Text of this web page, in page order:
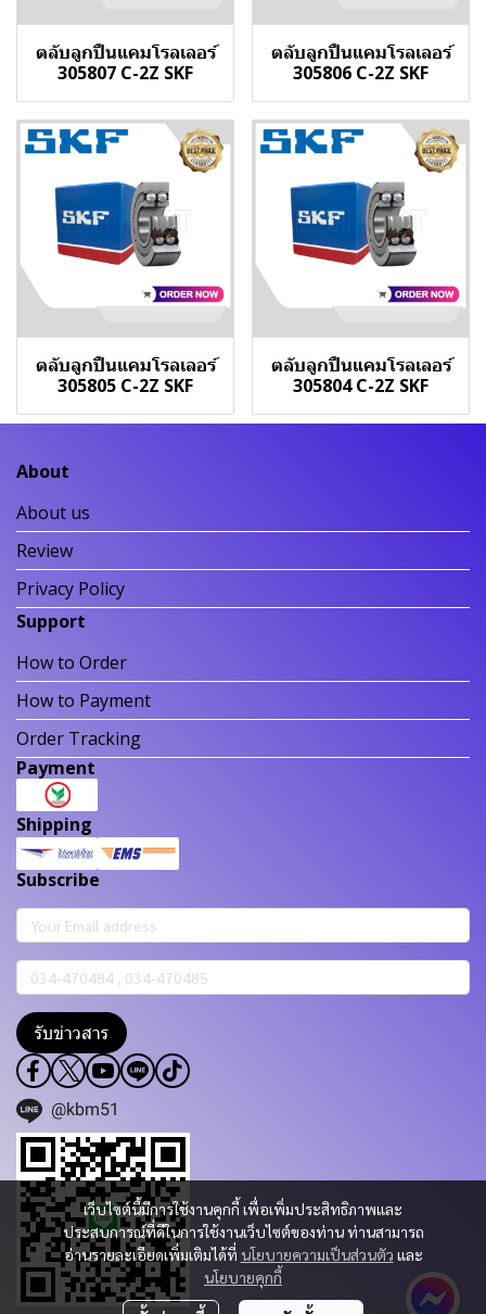
ตลับลูกปืนแคมโรลเลอร์
305807 C-2Z SKF
ตลับลูกปืนแคมโรลเลอร์
305806 C-2Z SKF
ตลับลูกปืนแคมโรลเลอร์
305805 C-2Z SKF
ตลับลูกปืนแคมโรลเลอร์
305804 C-2Z SKF
เว็บไซต์นี้มีการใช้งานคุกกี้ เพื่อเพิ่มประสิทธิภาพและ
ประสบการณ์ที่ดีในการใช้งานเว็บไซต์ของท่าน ท่านสามารถ
อ่านรายละเอียดเพิ่มเติมได้ที่ นโยบายความเป็นส่วนตัว และ
นโยบายคุกกี้
About
About us
Review
Privacy Policy
Support
How to Order
How to Payment
Order Tracking
Payment
Shipping
Subscribe
รับข่าวสาร
@kbm51